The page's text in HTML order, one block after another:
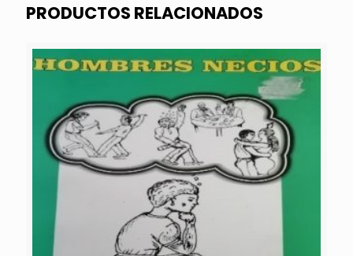
PRODUCTOS RELACIONADOS